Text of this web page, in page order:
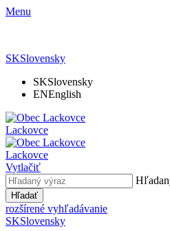
Menu
SKSlovensky
SKSlovensky
ENEnglish
Lackovce
Lackovce
Vytlačiť
Hľadať
rozšírené vyhľadávanie
SKSlovensky